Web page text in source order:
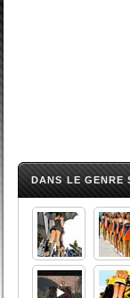
DANS LE GENRE